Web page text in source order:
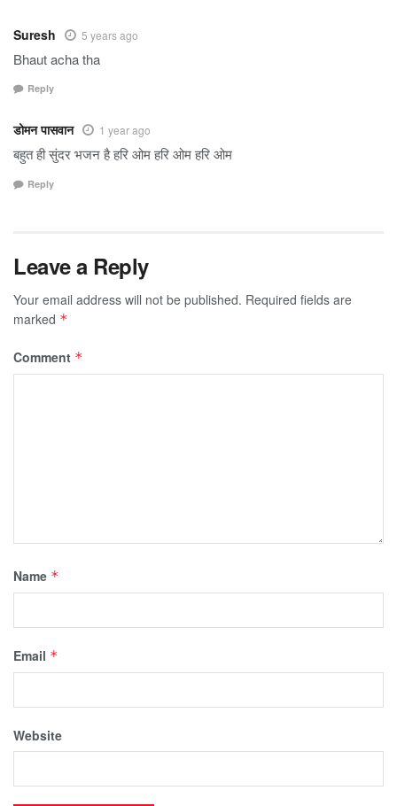
Suresh 5 years ago
Bhaut acha tha
Reply
डोमन पासवान 1 year ago
बहुत ही सुंदर भजन है हरि ओम हरि ओम हरि ओम
Reply
Leave a Reply
Your email address will not be published. Required fields are
marked *
Comment *
Name *
Email *
Website